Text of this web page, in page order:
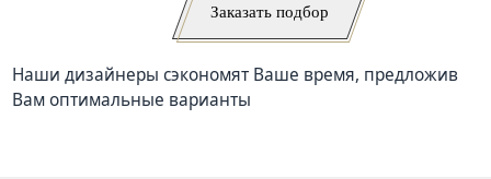
Заказать подбор
Наши дизайнеры сэкономят Ваше время, предложив
Вам оптимальные варианты